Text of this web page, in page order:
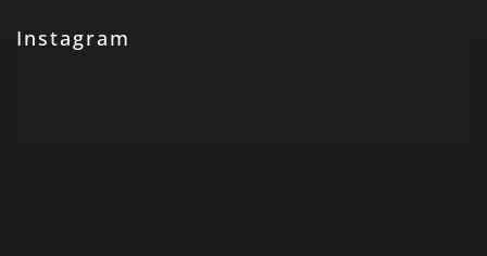
Instagram